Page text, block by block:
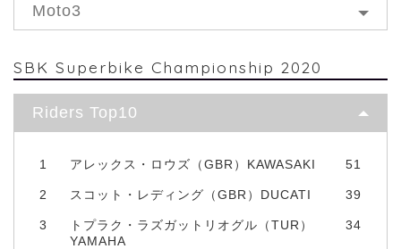
Moto3
SBK Superbike Championship 2020
Riders Top10
1 アレックス・ロウズ（GBR）KAWASAKI 51
2 スコット・レディング（GBR）DUCATI 39
3
トプラク・ラズガットリオグル（TUR）
YAMAHA
34